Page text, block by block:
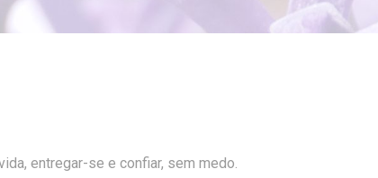
entregar-se e confiar, sem medo.